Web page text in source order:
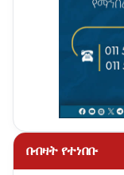
በብዛት የተነበቡ